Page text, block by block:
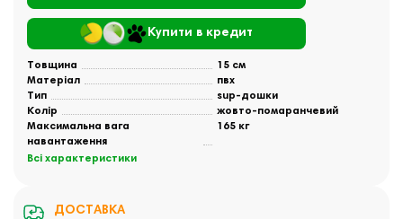
Купити в кредит
Товщина
15 см
Матеріал
пвх
Тип
sup-дошки
Колір
жовто-помаранчевий
Максимальна вага
навантаження
165 кг
Всі характеристики
ДОСТАВКА